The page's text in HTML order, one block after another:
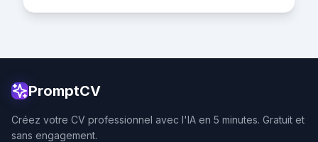
PromptCV
Créez votre CV professionnel avec l'IA en 5 minutes. Gratuit et
sans engagement.